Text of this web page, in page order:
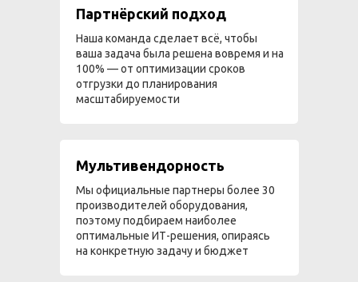
Мультивендорность
Мы официальные партнеры более 30
производителей оборудования,
поэтому подбираем наиболее
оптимальные ИТ-решения, опираясь
на конкретную задачу и бюджет
Партнёрский подход
Наша команда сделает всё, чтобы
ваша задача была решена вовремя и на
100% — от оптимизации сроков
отгрузки до планирования
масштабируемости